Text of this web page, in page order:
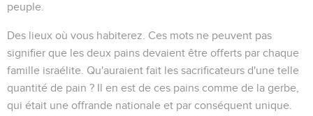
peuple.
Des lieux où vous habiterez . Ces mots ne peuvent pas
signifier que les deux pains devaient être offerts par chaque
famille israélite. Qu'auraient fait les sacrificateurs d'une telle
quantité de pain ? Il en est de ces pains comme de la gerbe,
qui était une offrande nationale et par conséquent unique.